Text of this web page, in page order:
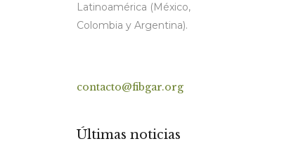
Latinoamérica (México,
Colombia y Argentina).
contacto@fibgar.org
Últimas noticias